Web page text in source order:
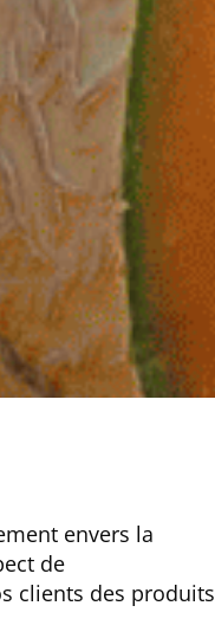
envers la
de
clients des produits